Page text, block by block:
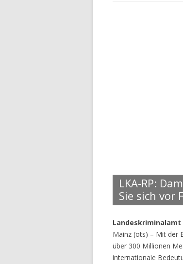
LKA-RP:
Sie sich vor
Landeskriminalamt
Mainz (ots) – Mit der
über 300 Millionen
internationale